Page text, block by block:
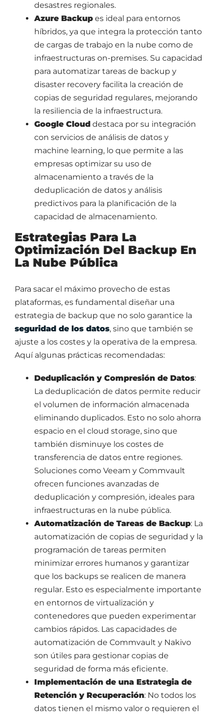
desastres regionales.
Azure Backupes ideal para entornos
híbridos, ya que integra la protección tanto
de cargas de trabajo en la nube como de
infraestructuras on-premises. Su capacidad
para automatizar tareas de backup y
disaster recovery facilita la creación de
copias de seguridad regulares, mejorando
la resiliencia de la infraestructura.
Google Cloud destaca por su integración
con servicios de análisis de datos y
machine learning, lo que permite a las
empresas optimizar su uso de
almacenamiento a través de la
deduplicación de datos y análisis
predictivos para la planificación de la
capacidad de almacenamiento.
Estrategias Para La
Optimización Del Backup En
La Nube Pública
Para sacar el máximo provecho de estas
plataformas, es fundamental diseñar una
estrategia de backup que no solo garantice la
seguridad de los datos, sino que también se
ajuste a los costes y la operativa de la empresa.
Aquí algunas prácticas recomendadas:
Deduplicación y Compresión de Datos:
La deduplicación de datos permite reducir
el volumen de información almacenada
eliminando duplicados. Esto no solo ahorra
espacio en el cloud storage, sino que
también disminuye los costes de
transferencia de datos entre regiones.
Soluciones como Veeam y Commvault
ofrecen funciones avanzadas de
deduplicación y compresión, ideales para
infraestructuras en la nube pública.
Automatización de Tareas de Backup: La
automatización de copias de seguridad y la
programación de tareas permiten
minimizar errores humanos y garantizar
que los backups se realicen de manera
regular. Esto es especialmente importante
en entornos de virtualización y
contenedores que pueden experimentar
cambios rápidos. Las capacidades de
automatización de Commvault y Nakivo
son útiles para gestionar copias de
seguridad de forma más eficiente.
Implementación de una Estrategia de
Retención y Recuperación: No todos los
datos tienen el mismo valor o requieren el